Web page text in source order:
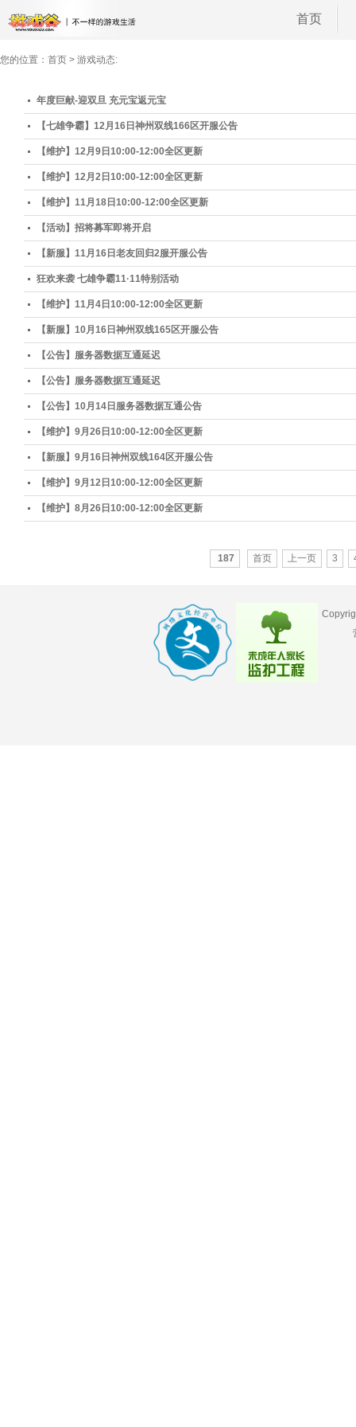
首页
您的位置： 首页 > 游戏动态:
年度巨献-迎双旦 充元宝返元宝
【七雄争霸】12月16日神州双线166区开服公告
【维护】12月9日10:00-12:00全区更新
【维护】12月2日10:00-12:00全区更新
【维护】11月18日10:00-12:00全区更新
【活动】招将募军即将开启
【新服】11月16日老友回归2服开服公告
狂欢来袭 七雄争霸11·11特别活动
【维护】11月4日10:00-12:00全区更新
【新服】10月16日神州双线165区开服公告
【公告】服务器数据互通延迟
【公告】服务器数据互通延迟
【公告】10月14日服务器数据互通公告
【维护】9月26日10:00-12:00全区更新
【新服】9月16日神州双线164区开服公告
【维护】9月12日10:00-12:00全区更新
【维护】8月26日10:00-12:00全区更新
187 首页 上一页 3